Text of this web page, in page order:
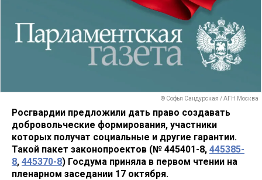
© Софья Сандурская / АГН Москва
Росгвардии предложили дать право создавать
добровольческие формирования, участники
которых получат социальные и другие гарантии.
Такой пакет законопроектов (№ 445401-8, 445385-
8, 445370-8) Госдума приняла в первом чтении на
пленарном заседании 17 октября.